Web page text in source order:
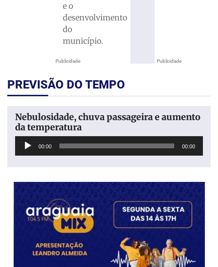
Publicidade
e o
desenvolvimento
do
município.
Publicidade
PREVISÃO DO TEMPO
Nebulosidade, chuva passageira e aumento
da temperatura
Tocador
00:00 00:00